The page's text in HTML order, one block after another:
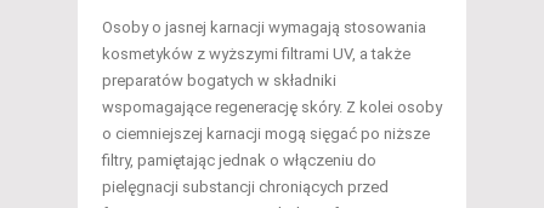
Osoby o jasnej karnacji wymagają stosowania
kosmetyków z wyższymi filtrami UV, a także
preparatów bogatych w składniki
wspomagające regenerację skóry. Z kolei osoby
o ciemniejszej karnacji mogą sięgać po niższe
filtry, pamiętając jednak o włączeniu do
pielęgnacji substancji chroniących przed